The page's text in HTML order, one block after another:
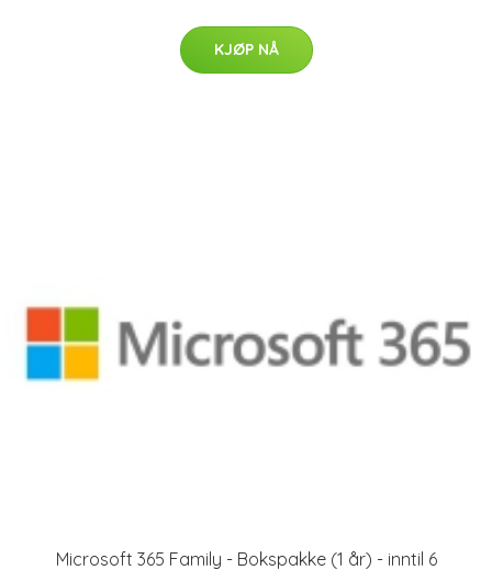
KJØP NÅ
Microsoft 365 Family - Bokspakke (1 år) - inntil 6